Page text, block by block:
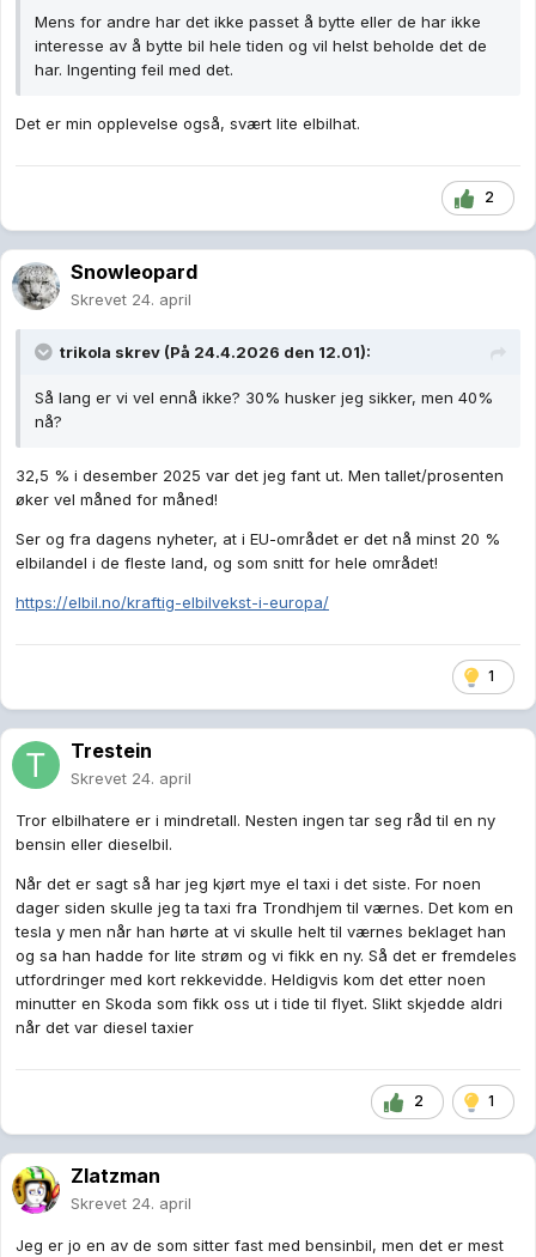
Mens for andre har det ikke passet å bytte eller de har ikke
interesse av å bytte bil hele tiden og vil helst beholde det de
har. Ingenting feil med det.
Det er min opplevelse også, svært lite elbilhat.
2
Snowleopard
Skrevet 24. april
trikola skrev (På 24.4.2026 den 12.01):
Så lang er vi vel ennå ikke? 30% husker jeg sikker, men 40%
nå?
32,5 % i desember 2025 var det jeg fant ut. Men tallet/prosenten
øker vel måned for måned!
Ser og fra dagens nyheter, at i EU-området er det nå minst 20 %
elbilandel i de fleste land, og som snitt for hele området!
https://elbil.no/kraftig-elbilvekst-i-europa/
1
Trestein
Skrevet 24. april
Tror elbilhatere er i mindretall. Nesten ingen tar seg råd til en ny
bensin eller dieselbil.
Når det er sagt så har jeg kjørt mye el taxi i det siste. For noen
dager siden skulle jeg ta taxi fra Trondhjem til værnes. Det kom en
tesla y men når han hørte at vi skulle helt til værnes beklaget han
og sa han hadde for lite strøm og vi fikk en ny. Så det er fremdeles
utfordringer med kort rekkevidde. Heldigvis kom det etter noen
minutter en Skoda som fikk oss ut i tide til flyet. Slikt skjedde aldri
når det var diesel taxier
2 1
Zlatzman
Skrevet 24. april
Jeg er jo en av de som sitter fast med bensinbil, men det er mest